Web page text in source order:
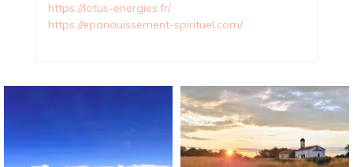
https://lotus-energies.fr/
https://epanouissement-spirituel.com/